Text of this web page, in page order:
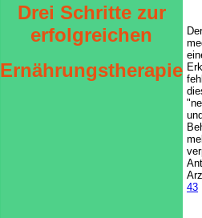
Drei Schritte zur
erfolgreichen
Ernährungstherapie
43